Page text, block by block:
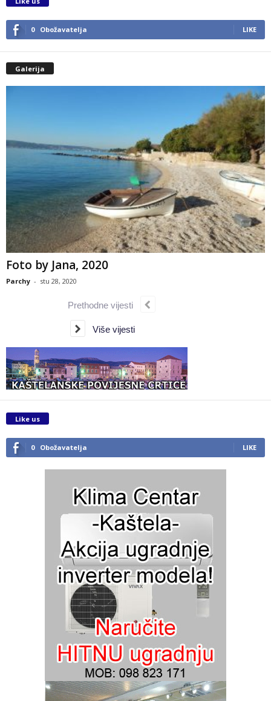
0 Obožavatelja LIKE
Galerija
Foto by Jana, 2020
Parchy - stu 28, 2020
Prethodne vijesti
Više vijesti
Like us
0 Obožavatelja LIKE